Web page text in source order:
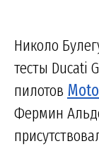
Николо
тесты Ducati
пилотов
Фермин